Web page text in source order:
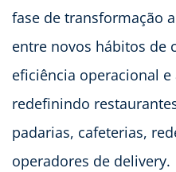
fase de transformação
entre novos hábitos de
eficiência operacional
redefinindo
padarias, cafeterias,
operadores de delivery.